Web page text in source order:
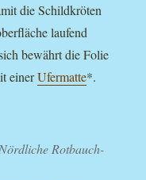
die Schildkröten
laufend
bewährt die Folie
einerUfermatte*.
Rotbauch-